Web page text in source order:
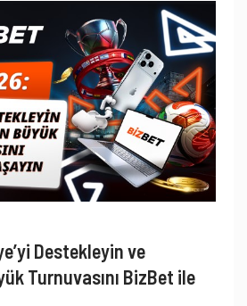
Destekleyin ve
Turnuvasını BizBet ile